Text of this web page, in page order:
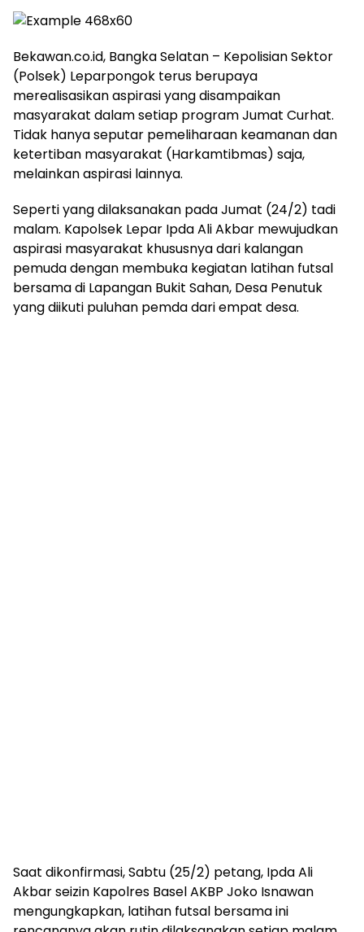
Bekawan.co.id, Bangka Selatan – Kepolisian Sektor
(Polsek) Leparpongok terus berupaya
merealisasikan aspirasi yang disampaikan
masyarakat dalam setiap program Jumat Curhat.
Tidak hanya seputar pemeliharaan keamanan dan
ketertiban masyarakat (Harkamtibmas) saja,
melainkan aspirasi lainnya.
Seperti yang dilaksanakan pada Jumat (24/2) tadi
malam. Kapolsek Lepar Ipda Ali Akbar mewujudkan
aspirasi masyarakat khususnya dari kalangan
pemuda dengan membuka kegiatan latihan futsal
bersama di Lapangan Bukit Sahan, Desa Penutuk
yang diikuti puluhan pemda dari empat desa.
Saat dikonfirmasi, Sabtu (25/2) petang, Ipda Ali
Akbar seizin Kapolres Basel AKBP Joko Isnawan
mengungkapkan, latihan futsal bersama ini